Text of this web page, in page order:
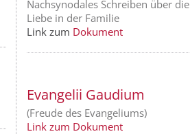
Nachsynodales Schreiben über die
Liebe in der Familie
Link zum Dokument
Evangelii Gaudium
(Freude des Evangeliums)
Link zum Dokument